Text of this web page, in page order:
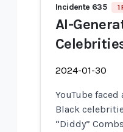
Incidente 635 1
AI-
2024-01-30
YouTube
Black
“Diddy”